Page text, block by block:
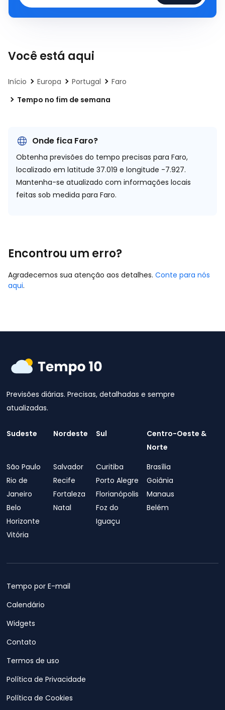
Você está aqui
Início Europa Portugal
Faro
Tempo no fim de semana
Onde fica Faro?
Obtenha previsões do tempo precisas para Faro,
localizado em latitude 37.019 e longitude -7.927.
Mantenha-se atualizado com informações locais
feitas sob medida para Faro.
Encontrou um erro?
Agradecemos sua atenção aos detalhes. Conte para nós
aqui.
Previsões diárias. Precisas, detalhadas e sempre
atualizadas.
Sudeste
São Paulo
Rio de
Janeiro
Belo
Horizonte
Vitória
Nordeste
Salvador
Recife
Fortaleza
Natal
Sul
Curitiba
Porto Alegre
Florianópolis
Foz do
Iguaçu
Centro-Oeste &
Norte
Brasília
Goiânia
Manaus
Belém
Tempo por E-mail
Calendário
Widgets
Contato
Termos de uso
Política de Privacidade
Política de Cookies